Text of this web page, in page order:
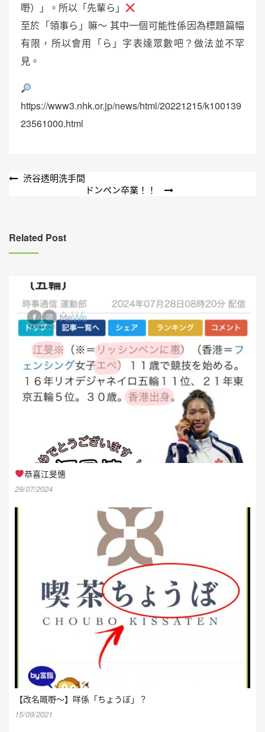
嘢）」。所以「先輩ら」
至於「領事ら」嘛～ 其中一個可能性係因為標題篇幅
有限，所以會用「ら」字表達眾數吧？做法並不罕
見。
https://www3.nhk.or.jp/news/html/20221215/k100139
23561000.html
文
覽
渋谷透明洗手間
ドンペン卒業！！
Related Post
恭喜江旻憓
29/07/2024
【改名嘅嘢～】咩係「ちょうぼ」？
15/09/2021